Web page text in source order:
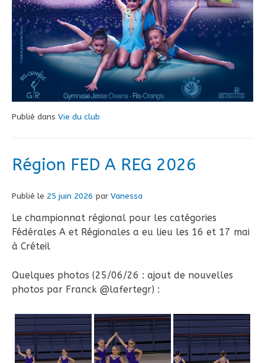
Publié dans Vie du club
Région FED A REG 2026
Publié le 25 juin 2026 par Vanessa
Le championnat régional pour les catégories
Fédérales A et Régionales a eu lieu les 16 et 17 mai
à Créteil
Quelques photos (25/06/26 : ajout de nouvelles
photos par Franck @lafertegr) :